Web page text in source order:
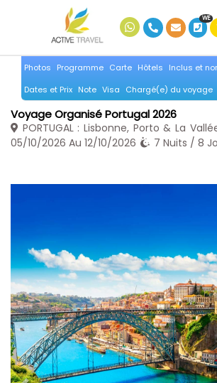
WE
Photos Programme Carte Hôtels
Inclus et
Dates et Prix Note Visa Chargé(e) du voyage
Voyage Organisé Portugal 2026
PORTUGAL : Lisbonne, Porto & La
05/10/2026 Au 12/10/2026
7 Nuits / 8